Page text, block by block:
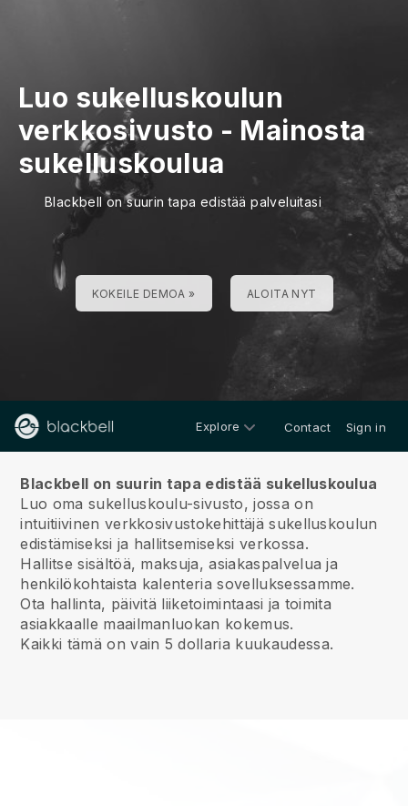
Luo sukelluskoulun
verkkosivusto - Mainosta
sukelluskoulua
Blackbell on suurin tapa edistää palveluitasi
KOKEILE DEMOA » ALOITA NYT
Explore Contact Sign in
Blackbell on suurin tapa edistää sukelluskoulua
Luo oma sukelluskoulu-sivusto, jossa on
intuitiivinen verkkosivustokehittäjä sukelluskoulun
edistämiseksi ja hallitsemiseksi verkossa.
Hallitse sisältöä, maksuja, asiakaspalvelua ja
henkilökohtaista kalenteria sovelluksessamme.
Ota hallinta, päivitä liiketoimintaasi ja toimita
asiakkaalle maailmanluokan kokemus.
Kaikki tämä on vain 5 dollaria kuukaudessa.